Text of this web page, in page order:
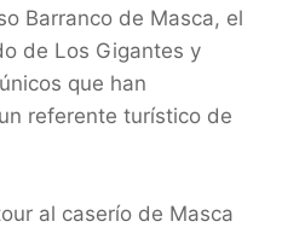
Barranco de Masca, el
de Los Gigantes y
que han
referente turístico de
al caserío de Masca